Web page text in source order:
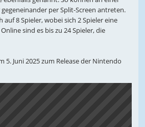
gegeneinander per Split-Screen antreten.
auf 8 Spieler, wobei sich 2 Spieler eine
sind es bis zu 24 Spieler, die
5. Juni 2025 zum Release der Nintendo